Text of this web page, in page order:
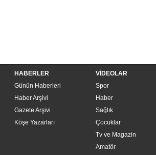
HABERLER
Günün Haberleri
Haber Arşivi
Gazete Arşivi
Köşe Yazarları
VİDEOLAR
Spor
Haber
Sağlık
Çocuklar
Tv ve Magazin
Amatör